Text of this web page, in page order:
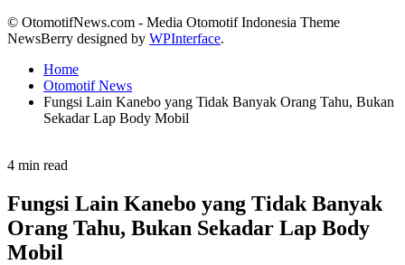
© OtomotifNews.com - Media Otomotif Indonesia Theme
NewsBerry designed by WPInterface.
Home
Otomotif News
Fungsi Lain Kanebo yang Tidak Banyak Orang Tahu, Bukan
Sekadar Lap Body Mobil
Estimated
time
4 min read
Fungsi Lain Kanebo yang Tidak Banyak
Orang Tahu, Bukan Sekadar Lap Body
Mobil